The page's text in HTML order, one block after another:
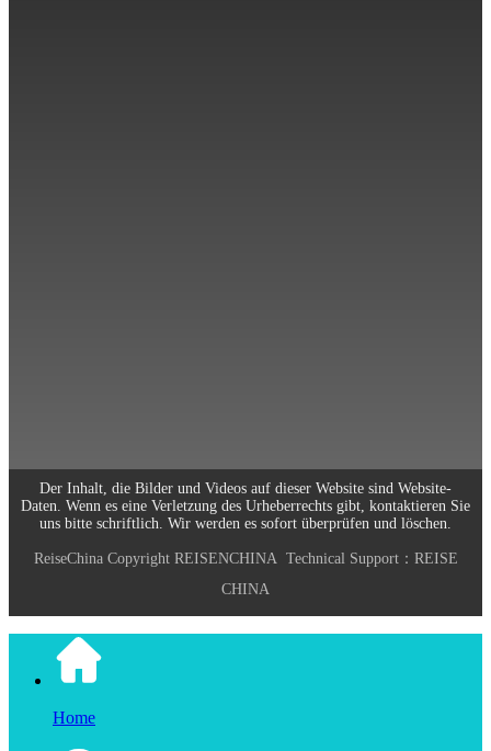
Der Inhalt, die Bilder und Videos auf dieser Website sind Website-
Daten. Wenn es eine Verletzung des Urheberrechts gibt, kontaktieren Sie
uns bitte schriftlich. Wir werden es sofort überprüfen und löschen.
ReiseChinaCopyright REISENCHINA Technical Support： REISE
CHINA
Home